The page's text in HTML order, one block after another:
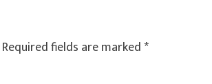
Required fields are marked*